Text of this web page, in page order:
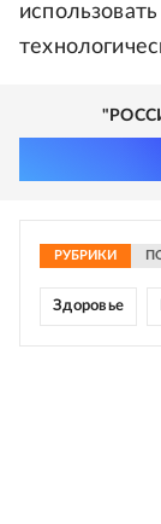
РУБРИКИ
Здоровье